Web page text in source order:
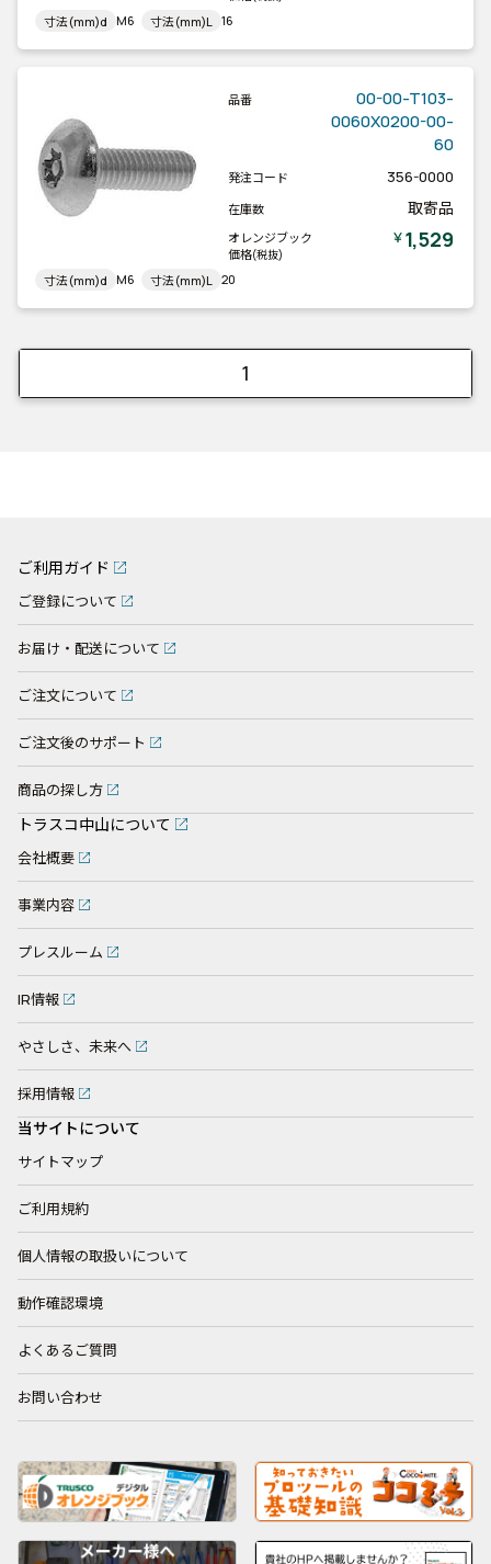
寸法(mm)d M6 寸法(mm)L 16
品番
00-00-T103-
0060X0200-00-
60
発注コード 356-0000
在庫数 取寄品
オレンジブック
価格(税抜)
￥1,529
寸法(mm)d M6 寸法(mm)L 20
1
ご利用ガイド
ご登録について
お届け・配送について
ご注文について
ご注文後のサポート
商品の探し方
トラスコ中山について
会社概要
事業内容
プレスルーム
IR情報
やさしさ、未来へ
採用情報
当サイトについて
サイトマップ
ご利用規約
個人情報の取扱いについて
動作確認環境
よくあるご質問
お問い合わせ